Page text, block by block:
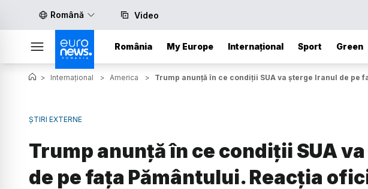
Română Video
România My Europe Internațional Sport Green
> Internațional > America > Trump anunță în ce condiții SUA va șterge Iranul de
ȘTIRI EXTERNE
Trump anunță în ce condiții SUA
de pe fața Pământului. Reacția